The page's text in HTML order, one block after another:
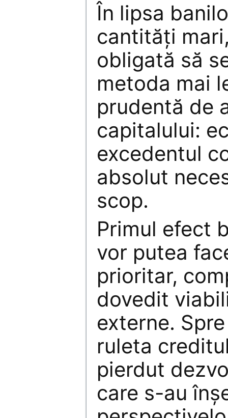
În lipsa
cantităţi
obligată să
metoda mai
prudentă de
capitalului:
excedentul
absolut
scop.
Primul efect
vor putea
prioritar,
dovedit
externe.
ruleta
pierdut
care s-au